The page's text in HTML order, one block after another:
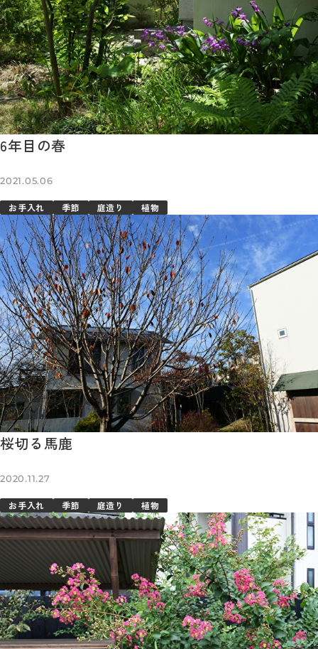
6年目の春
2021.05.06
お手入れ 季節 庭造り 植物
桜切る馬鹿
2020.11.27
お手入れ 季節 庭造り 植物